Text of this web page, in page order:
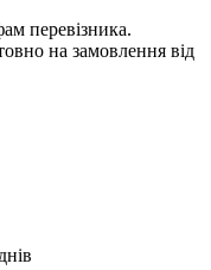
перевізника.
на замовлення від